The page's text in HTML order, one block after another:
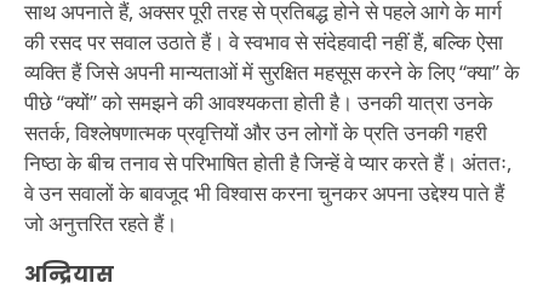
साथ अपनाते हैं, अक्सर पूरी तरह से प्रतिबद्ध होने से पहले आगे के मार्ग
की रसद पर सवाल उठाते हैं। वे स्वभाव से संदेहवादी नहीं हैं, बल्कि ऐसा
व्यक्ति हैं जिसे अपनी मान्यताओं में सुरक्षित महसूस करने के लिए “क्या” के
पीछे “क्यों” को समझने की आवश्यकता होती है। उनकी यात्रा उनके
सतर्क, विश्लेषणात्मक प्रवृत्तियों और उन लोगों के प्रति उनकी गहरी
निष्ठा के बीच तनाव से परिभाषित होती है जिन्हें वे प्यार करते हैं। अंततः,
वे उन सवालों के बावजूद भी विश्वास करना चुनकर अपना उद्देश्य पाते हैं
जो अनुत्तरित रहते हैं।
अन्द्रियास